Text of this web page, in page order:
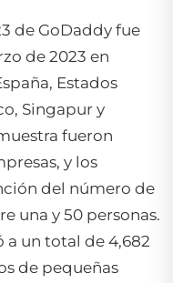
de GoDaddy fue
de 2023 en
Estados
Singapur y
fueron
y los
del número de
una y 50 personas.
a un total de 4,682
de pequeñas